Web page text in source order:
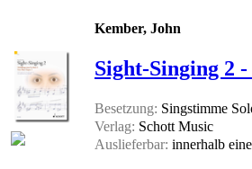
Kember, John
Sight-Singing 2
Besetzung: Singstimme
Verlag: Schott Music
Auslieferbar: innerhalb